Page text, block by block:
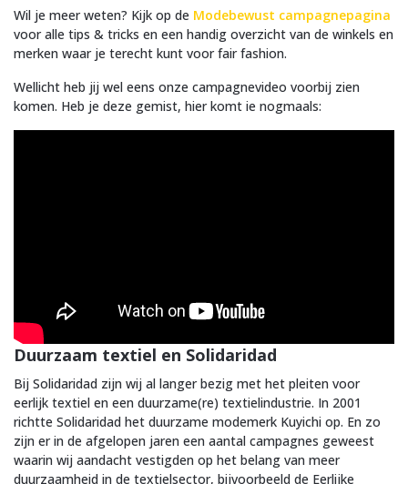
Wil je meer weten? Kijk op de Modebewust campagnepagina
voor alle tips & tricks en een handig overzicht van de winkels en
merken waar je terecht kunt voor fair fashion.
Wellicht heb jij wel eens onze campagnevideo voorbij zien
komen. Heb je deze gemist, hier komt ie nogmaals:
Duurzaam textiel en Solidaridad
Bij Solidaridad zijn wij al langer bezig met het pleiten voor
eerlijk textiel en een duurzame(re) textielindustrie. In 2001
richtte Solidaridad het duurzame modemerk Kuyichi op. En zo
zijn er in de afgelopen jaren een aantal campagnes geweest
waarin wij aandacht vestigden op het belang van meer
duurzaamheid in de textielsector, bijvoorbeeld de Eerlijke